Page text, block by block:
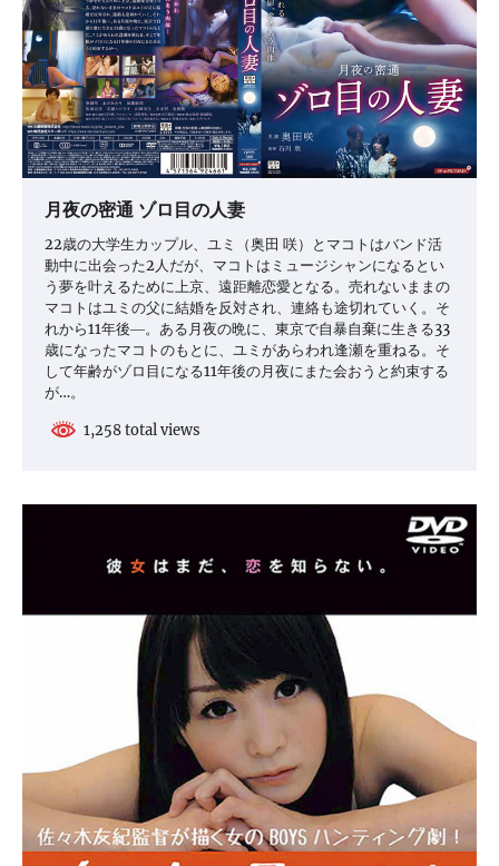
月夜の密通 ゾロ目の人妻
22歳の大学生カップル、ユミ（奥田 咲）とマコトはバンド活
動中に出会った2人だが、マコトはミュージシャンになるとい
う夢を叶えるために上京、遠距離恋愛となる。売れないままの
マコトはユミの父に結婚を反対され、連絡も途切れていく。そ
れから11年後―。ある月夜の晩に、東京で自暴自棄に生きる33
歳になったマコトのもとに、ユミがあらわれ逢瀬を重ねる。そ
して年齢がゾロ目になる11年後の月夜にまた会おうと約束する
が…。
1,258 total views